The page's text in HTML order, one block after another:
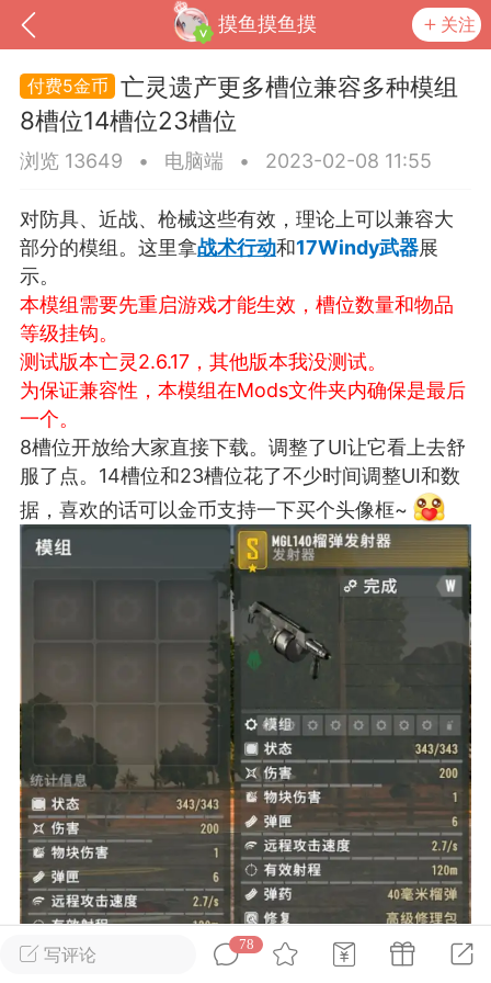
摸鱼摸鱼摸 关注
我的钱包 道具 排行榜
MOD下载 攻略教程 联机招募
大人
其他&工具
禁止发布联机可用的作弊模组，
单机辅助引流私下售卖服务器外挂！
作弊模组的发布规范近期收到一些信息
作弊模组在联机服务器使用,为了维护游
环境，中文网特此发布以下声明，规范
模组的发布行为：1. *...
汉
72 2.21w
大人
Lv.8
写评论
78
5金币
亡灵遗产更多槽位兼容多种模组
8槽位14槽位23槽位
浏览 13649 • 电脑端 • 2023-02-08 11:55
对防具、近战、枪械这些有效，理论上可以兼容大
部分的模组。这里拿战术行动和17Windy武器展
示。
本模组需要先重启游戏才能生效， 槽位数量和物品
等级挂钩。
测试版本亡灵2.6.17，其他版本我没测试。
为保证兼容性，本模组在Mods文件夹内确保是最后
一个。
8槽位开放给大家直接下载。调整了UI让它看上去舒
服了点。14槽位和23槽位花了不少时间调整UI和数
据，喜欢的话可以金币支持一下买个头像框~